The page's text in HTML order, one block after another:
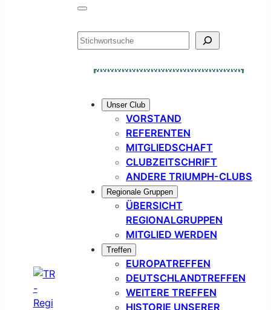
Suchen
Unser Club
VORSTAND
REFERENTEN
MITGLIEDSCHAFT
CLUBZEITSCHRIFT
ANDERE TRIUMPH-CLUBS
Regionale Gruppen
ÜBERSICHT
REGIONALGRUPPEN
MITGLIED WERDEN
Treffen
EUROPATREFFEN
DEUTSCHLANDTREFFEN
WEITERE TREFFEN
HISTORIE UNSERER